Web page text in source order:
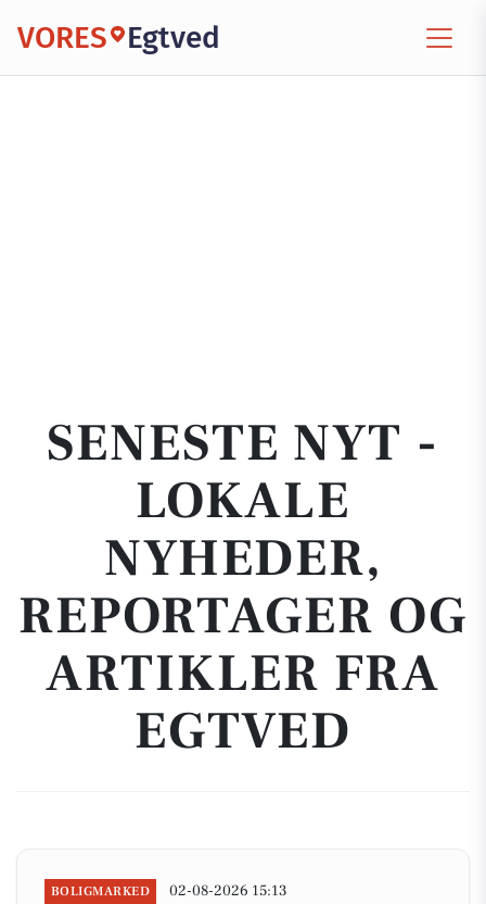
VORES Egtved
SENESTE NYT -
LOKALE
NYHEDER,
REPORTAGER OG
ARTIKLER FRA
EGTVED
BOLIGMARKED 02-08-2026 15:13